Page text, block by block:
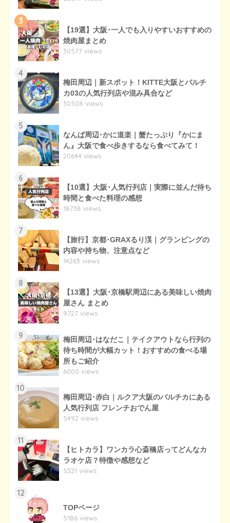
3
【19選】大阪･一人でも入りやすいおすすめの
焼肉屋まとめ
30577 views
4
梅田周辺｜新スポット！KITTE大阪とバルチ
カ03の人気行列店や混み具合など
30508 views
5
なんば周辺･かに道楽｜蟹たっぷり『かにま
ん』大阪で食べ歩きするなら食べてみて！
20644 views
6
【10選】大阪･人気行列店｜実際に並んだ待ち
時間と食べた料理の感想
18738 views
7
【旅行】京都･GRAXるり渓｜グランピングの
内容や持ち物、注意点など
14263 views
8
【13選】大阪･京橋駅周辺にある美味しい焼肉
屋さん まとめ
9727 views
9
梅田周辺･はなだこ｜テイクアウトなら行列の
待ち時間が大幅カット！おすすめの食べる場
所もご紹介
6000 views
10
梅田周辺･赤白｜ルクア大阪のバルチカにある
人気行列店 フレンチおでん屋
5492 views
11
【ヒトカラ】ワンカラ心斎橋店ってどんなカ
ラオケ店？特徴や感想など
5321 views
12
TOPページ
5186 views